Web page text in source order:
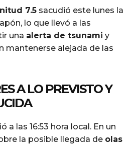
7.5 sacudió este lunes la
lo que llevó a las
una alerta de tsunami y
mantenerse alejada de las
A LO PREVISTO Y
a las 16:53 hora local. En un
la posible llegada de olas